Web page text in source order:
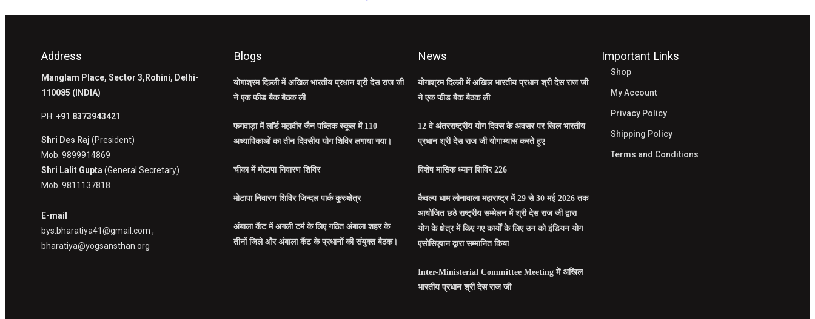
Address
Manglam Place, Sector 3,Rohini, Delhi-
110085 (INDIA)
PH: +91 8373943421
Shri Des Raj (President)
Mob. 9899914869
Shri Lalit Gupta (General Secretary)
Mob. 9811137818
E-mail
bys.bharatiya41@gmail.com ,
bharatiya@yogsansthan.org
Blogs
योगाश्रम दिल्ली में अखिल भारतीय प्रधान श्री देस राज जी
ने एक फीड बैक बैठक ली
फगवाड़ा में लाॅर्ड महावीर जैन पब्लिक स्कूल में 110
अध्यापिकाओं का तीन दिवसीय योग शिविर लगाया गया।
चीका में मोटापा निवारण शिविर
मोटापा निवारण शिविर जिन्दल पार्क कुरुक्षेत्र
अंबाला कैंट में अगली टर्म के लिए गठित अंबाला शहर के
तीनों जिले और अंबाला कैंट के प्रधानों की संयुक्त बैठक।
News
योगाश्रम दिल्ली में अखिल भारतीय प्रधान श्री देस राज जी
ने एक फीड बैक बैठक ली
12 वे अंतरराष्ट्रीय योग दिवस के अवसर पर खिल भारतीय
प्रधान श्री देस राज जी योगाभ्यास करते हुए
विशेष मासिक ध्यान शिविर 226
कैवल्य धाम लोनावाला महाराष्ट्र में 29 से 30 मई 2026 तक
आयोजित छठे राष्ट्रीय सम्मेलन में श्री देस राज जी द्वारा
योग के क्षेत्र में किए गए कार्यों के लिए उन को इंडियन योग
एसोसिएशन द्वारा सम्मानित किया
Inter-Ministerial Committee Meeting में अखिल
भारतीय प्रधान श्री देस राज जी
Important Links
Shop
My Account
Privacy Policy
Shipping Policy
Terms and Conditions